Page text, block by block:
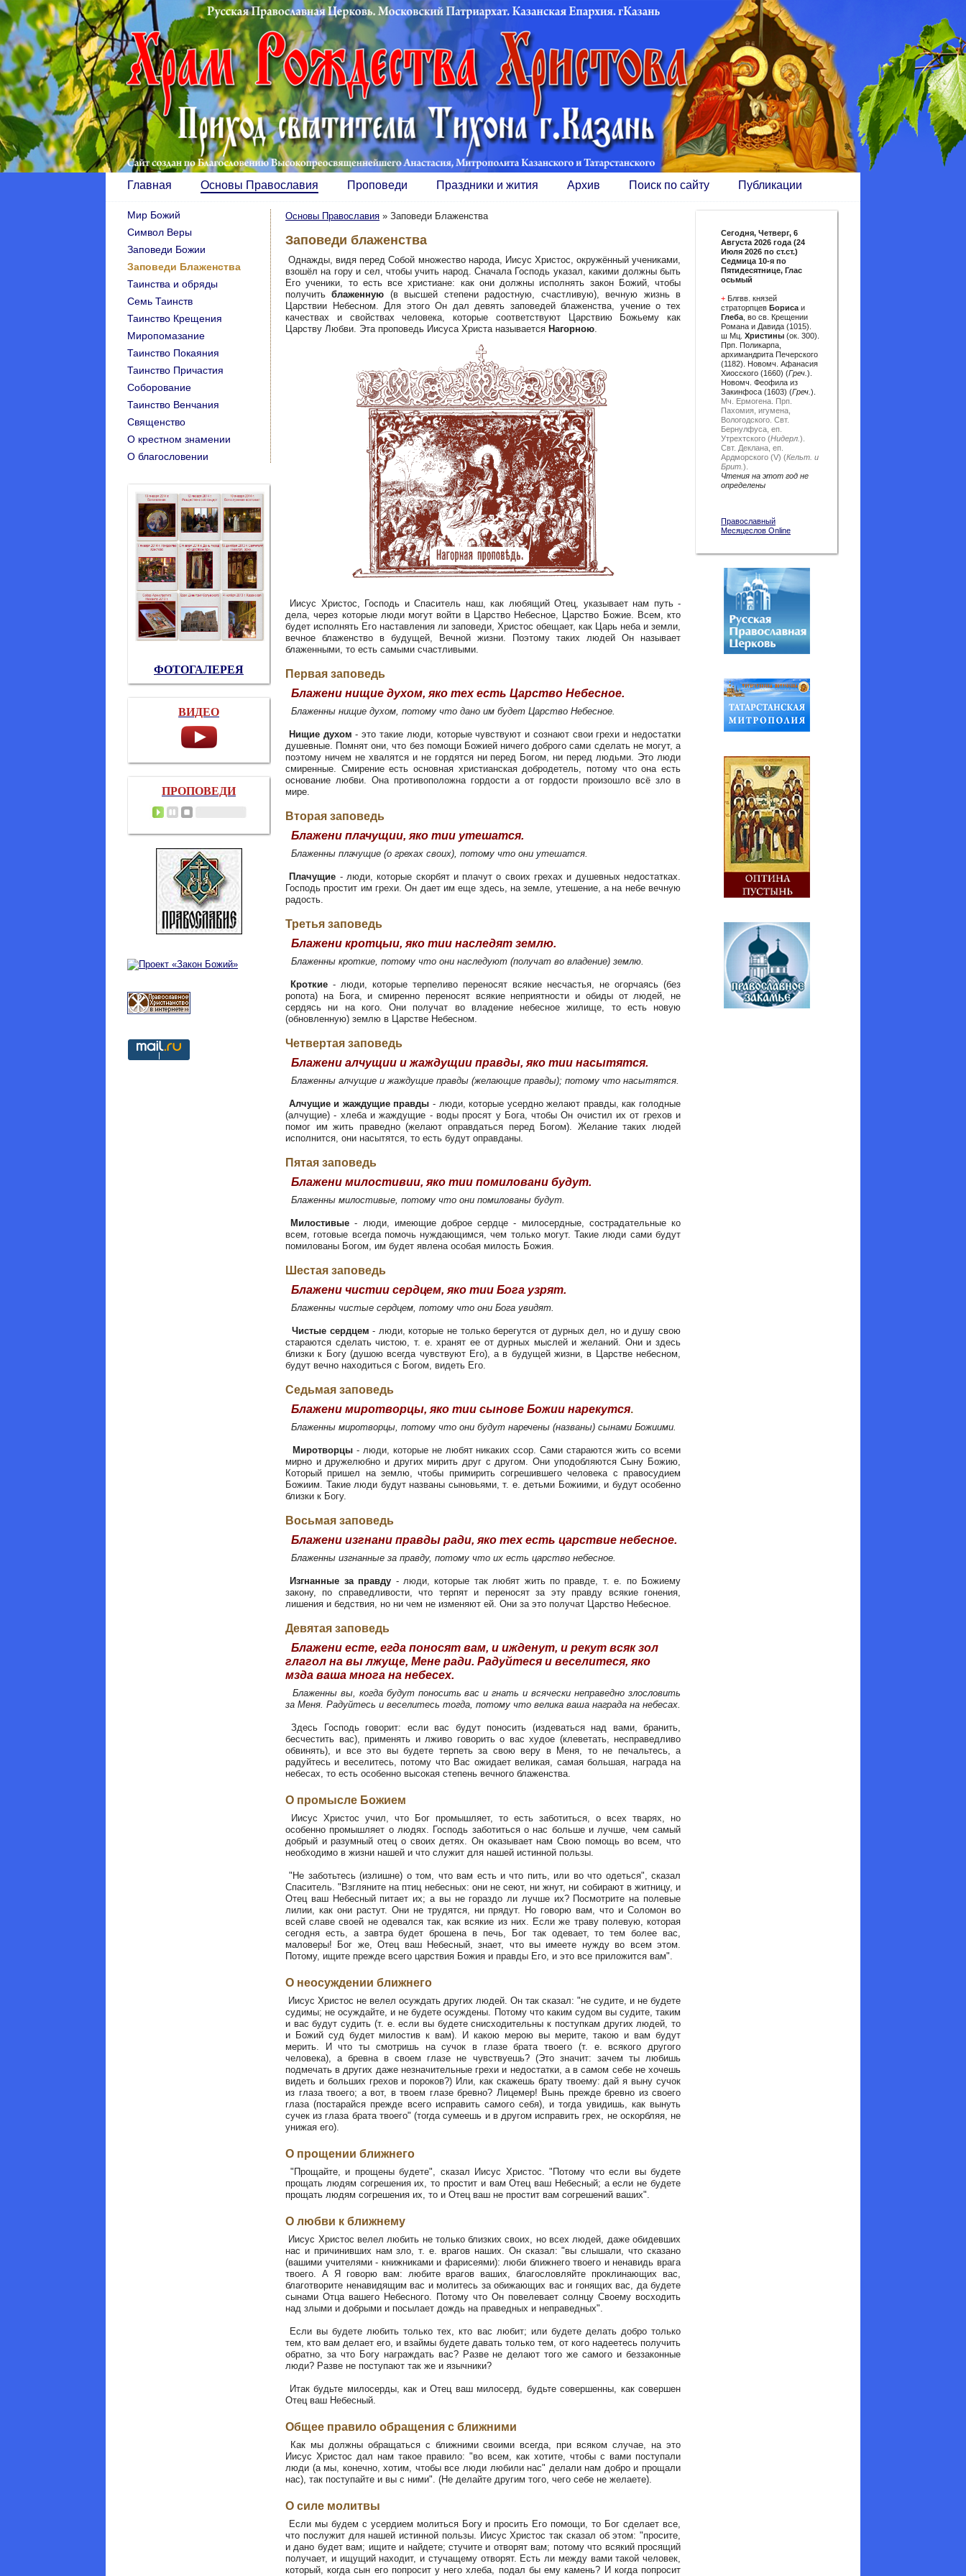
Главная Основы Православия Проповеди Праздники и жития Архив Поиск по сайту Публикации
Основы Православия » Заповеди Блаженства
Заповеди блаженства
Однажды, видя перед Собой множество народа, Иисус Христос, окружённый учениками,
взошёл на гору и сел, чтобы учить народ. Сначала Господь указал, какими должны быть
Его ученики, то есть все христиане: как они должны исполнять закон Божий, чтобы
получитьблаженную (в высшей степени радостную, счастливую), вечную жизнь в
Царствии Небесном. Для этого Он дал девять заповедей блаженства, учение о тех
качествах и свойствах человека, которые соответствуют Царствию Божьему как
Царству Любви. Эта проповедь Иисуса Христа называется Нагорною.
Иисус Христос, Господь и Спаситель наш, как любящий Отец, указывает нам путь -
дела, через которые люди могут войти в Царство Небесное, Царство Божие. Всем, кто
будет исполнять Его наставления ли заповеди, Христос обещает, как Царь неба и земли,
вечное блаженство в будущей, Вечной жизни. Поэтому таких людей Он называет
блаженными, то есть самыми счастливыми.
Первая заповедь
Блажени нищие духом, яко тех есть Царство Небесное.
Блаженны нищие духом, потому что дано им будет Царство Небесное.
Нищие духом - это такие люди, которые чувствуют и сознают свои грехи и недостатки
душевные. Помнят они, что без помощи Божией ничего доброго сами сделать не могут, а
поэтому ничем не хвалятся и не гордятся ни перед Богом, ни перед людьми. Это люди
смиренные. Смирение есть основная христианская добродетель, потому что она есть
основание любви. Она противоположна гордости а от гордости произошло всё зло в
мире.
Вторая заповедь
Блажени плачущии, яко тии утешатся.
Блаженны плачущие (о грехах своих), потому что они утешатся.
Плачущие - люди, которые скорбят и плачут о своих грехах и душевных недостатках.
Господь простит им грехи. Он дает им еще здесь, на земле, утешение, а на небе вечную
радость.
Третья заповедь
Блажени кротцыи, яко тии наследят землю.
Блаженны кроткие, потому что они наследуют (получат во владение) землю.
Кроткие - люди, которые терпеливо переносят всякие несчастья, не огорчаясь (без
ропота) на Бога, и смиренно переносят всякие неприятности и обиды от людей, не
сердясь ни на кого. Они получат во владение небесное жилище, то есть новую
(обновленную) землю в Царстве Небесном.
Четвертая заповедь
Блажени алчущии и жаждущии правды, яко тии насытятся.
Блаженны алчущие и жаждущие правды (желающие правды); потому что насытятся.
Алчущие и жаждущие правды - люди, которые усердно желают правды, как голодные
(алчущие) - хлеба и жаждущие - воды просят у Бога, чтобы Он очистил их от грехов и
помог им жить праведно (желают оправдаться перед Богом). Желание таких людей
исполнится, они насытятся, то есть будут оправданы.
Пятая заповедь
Блажени милостивии, яко тии помиловани будут.
Блаженны милостивые, потому что они помилованы будут.
Милостивые - люди, имеющие доброе сердце - милосердные, сострадательные ко
всем, готовые всегда помочь нуждающимся, чем только могут. Такие люди сами будут
помилованы Богом, им будет явлена особая милость Божия.
Шестая заповедь
Блажени чистии сердцем, яко тии Бога узрят.
Блаженны чистые сердцем, потому что они Бога увидят.
Чистые сердцем - люди, которые не только берегутся от дурных дел, но и душу свою
стараются сделать чистою, т. е. хранят ее от дурных мыслей и желаний. Они и здесь
близки к Богу (душою всегда чувствуют Его), а в будущей жизни, в Царстве небесном,
будут вечно находиться с Богом, видеть Его.
Седьмая заповедь
Блажени миротворцы, яко тии сынове Божии нарекутся.
Блаженны миротворцы, потому что они будут наречены (названы) сынами Божиими.
Миротворцы- люди, которые не любят никаких ссор. Сами стараются жить со всеми
мирно и дружелюбно и других мирить друг с другом. Они уподобляются Сыну Божию,
Который пришел на землю, чтобы примирить согрешившего человека с правосудием
Божиим. Такие люди будут названы сыновьями, т. е. детьми Божиими, и будут особенно
близки к Богу.
Восьмая заповедь
Блажени изгнани правды ради, яко тех есть царствие небесное.
Блаженны изгнанные за правду, потому что их есть царство небесное.
Изгнанные за правду - люди, которые так любят жить по правде, т. е. по Божиему
закону, по справедливости, что терпят и переносят за эту правду всякие гонения,
лишения и бедствия, но ни чем не изменяют ей. Они за это получат Царство Небесное.
Девятая заповедь
Блажени есте, егда поносят вам, и ижденут, и рекут всяк зол
глагол на вы лжуще, Мене ради. Радуйтеся и веселитеся, яко
мзда ваша многа на небесех.
Блаженны вы, когда будут поносить вас и гнать и всячески неправедно злословить
за Меня. Радуйтесь и веселитесь тогда, потому что велика ваша награда на небесах.
Здесь Господь говорит: если вас будут поносить (издеваться над вами, бранить,
бесчестить вас), применять и лживо говорить о вас худое (клеветать, несправедливо
обвинять), и все это вы будете терпеть за свою веру в Меня, то не печальтесь, а
радуйтесь и веселитесь, потому что Вас ожидает великая, самая большая, награда на
небесах, то есть особенно высокая степень вечного блаженства.
О промысле Божием
Иисус Христос учил, что Бог промышляет, то есть заботиться, о всех тварях, но
особенно промышляет о людях. Господь заботиться о нас больше и лучше, чем самый
добрый и разумный отец о своих детях. Он оказывает нам Свою помощь во всем, что
необходимо в жизни нашей и что служит для нашей истинной пользы.
"Не заботьтесь (излишне) о том, что вам есть и что пить, или во что одеться", сказал
Спаситель. "Взгляните на птиц небесных: они не сеют, ни жнут, ни собирают в житницу, и
Отец ваш Небесный питает их; а вы не гораздо ли лучше их? Посмотрите на полевые
лилии, как они растут. Они не трудятся, ни прядут. Но говорю вам, что и Соломон во
всей славе своей не одевался так, как всякие из них. Если же траву полевую, которая
сегодня есть, а завтра будет брошена в печь, Бог так одевает, то тем более вас,
маловеры! Бог же, Отец ваш Небесный, знает, что вы имеете нужду во всем этом.
Потому, ищите прежде всего царствия Божия и правды Его, и это все приложится вам".
О неосуждении ближнего
Иисус Христос не велел осуждать других людей. Он так сказал: "не судите, и не будете
судимы; не осуждайте, и не будете осуждены. Потому что каким судом вы судите, таким
и вас будут судить (т. е. если вы будете снисходительны к поступкам других людей, то
и Божий суд будет милостив к вам). И какою мерою вы мерите, такою и вам будут
мерить. И что ты смотришь на сучок в глазе брата твоего (т. е. всякого другого
человека), а бревна в своем глазе не чувствуешь? (Это значит: зачем ты любишь
подмечать в других даже незначительные грехи и недостатки, а в самом себе не хочешь
видеть и больших грехов и пороков?) Или, как скажешь брату твоему: дай я выну сучок
из глаза твоего; а вот, в твоем глазе бревно? Лицемер! Вынь прежде бревно из своего
глаза (постарайся прежде всего исправить самого себя), и тогда увидишь, как вынуть
сучек из глаза брата твоего" (тогда сумеешь и в другом исправить грех, не оскорбляя, не
унижая его).
О прощении ближнего
"Прощайте, и прощены будете", сказал Иисус Христос. "Потому что если вы будете
прощать людям согрешения их, то простит и вам Отец ваш Небесный; а если не будете
прощать людям согрешения их, то и Отец ваш не простит вам согрешений ваших".
О любви к ближнему
Иисус Христос велел любить не только близких своих, но всех людей, даже обидевших
нас и причинивших нам зло, т. е. врагов наших. Он сказал: "вы слышали, что сказано
(вашими учителями - книжниками и фарисеями): люби ближнего твоего и ненавидь врага
твоего. А Я говорю вам: любите врагов ваших, благословляйте проклинающих вас,
благотворите ненавидящим вас и молитесь за обижающих вас и гонящих вас, да будете
сынами Отца вашего Небесного. Потому что Он повелевает солнцу Своему восходить
над злыми и добрыми и посылает дождь на праведных и неправедных".
Если вы будете любить только тех, кто вас любит; или будете делать добро только
тем, кто вам делает его, и взаймы будете давать только тем, от кого надеетесь получить
обратно, за что Богу награждать вас? Разве не делают того же самого и беззаконные
люди? Разве не поступают так же и язычники?
Итак будьте милосерды, как и Отец ваш милосерд, будьте совершенны, как совершен
Отец ваш Небесный.
Общее правило обращения с ближними
Как мы должны обращаться с ближними своими всегда, при всяком случае, на это
Иисус Христос дал нам такое правило: "во всем, как хотите, чтобы с вами поступали
люди (а мы, конечно, хотим, чтобы все люди любили нас" делали нам добро и прощали
нас), так поступайте и вы с ними". (Не делайте другим того, чего себе не желаете).
О силе молитвы
Если мы будем с усердием молиться Богу и просить Его помощи, то Бог сделает все,
что послужит для нашей истинной пользы. Иисус Христос так сказал об этом: "просите,
и дано будет вам; ищите и найдете; стучите и отворят вам; потому что всякий просящий
получает, и ищущий находит, и стучащему отворят. Есть ли между вами такой человек,
который, когда сын его попросит у него хлеба, подал бы ему камень? И когда попросит
Мир Божий
Символ Веры
Заповеди Божии
Заповеди Блаженства
Таинства и обряды
Семь Таинств
Таинство Крещения
Миропомазание
Таинство Покаяния
Таинство Причастия
Соборование
Таинство Венчания
Священство
О крестном знамении
O благословении
ФОТОГАЛЕРЕЯ
ВИДЕО
ПРОПОВЕДИ
Сегодня, Четверг, 6
Августа 2026 года (24
Июля 2026 по ст.ст.)
Седмица 10-я по
Пятидесятнице, Глас
осьмый
+ Блгвв. князей
страторпцев Бориса и
Глеба , во св. Крещении
Романа и Давида (1015).
ш Мц. Христины (ок. 300).
Прп. Поликарпа,
архимандрита Печерского
(1182). Новомч. Афанасия
Хиосского (1660) (Греч. ).
Новомч. Феофила из
Закинфоса (1603) (Греч. ).
Мч. Ермогена. Прп.
Пахомия, игумена,
Вологодского. Свт.
Бернулфуса, еп.
Утрехтского (Нидерл. ).
Свт. Деклана, еп.
Ардморского (V) (Кельт. и
Брит. ).
Чтения на этот год не
определены
Православный
Месяцеслов Online